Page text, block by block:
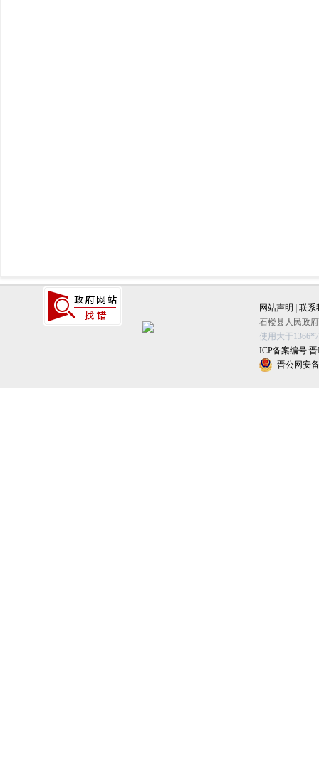
网站声明
联系
石楼县人民政
使用大于
ICP备案编号:晋
晋公网安